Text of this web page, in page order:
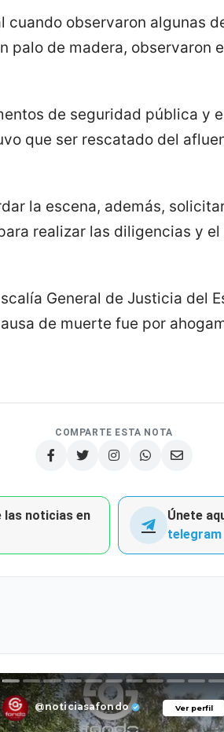
cuando observaron algunas
palo de madera, observaron
de seguridad pública y
que ser rescatado del
la escena, además,
realizar las diligencias y
General de Justicia del
de muerte fue por
COMPARTE ESTA NOTA
las noticias en
Únete
telegram
Ver perfil
@noticiasafondo Ver perfil